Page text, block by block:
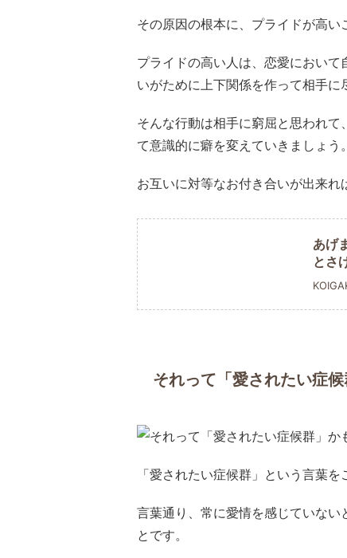
その原因の根本に、プライドが高い
プライドの高い人は、恋愛におい
いがために上下関係を作って相手に
そんな行動は相手に窮屈と思われ
て意識的に癖を変えていきましょう。
お互いに対等なお付き合いが出来れ
あげ
とさ
それって「愛されたい症
「愛されたい症候群」という言葉を
言葉通り、常に愛情を感じていな
とです。